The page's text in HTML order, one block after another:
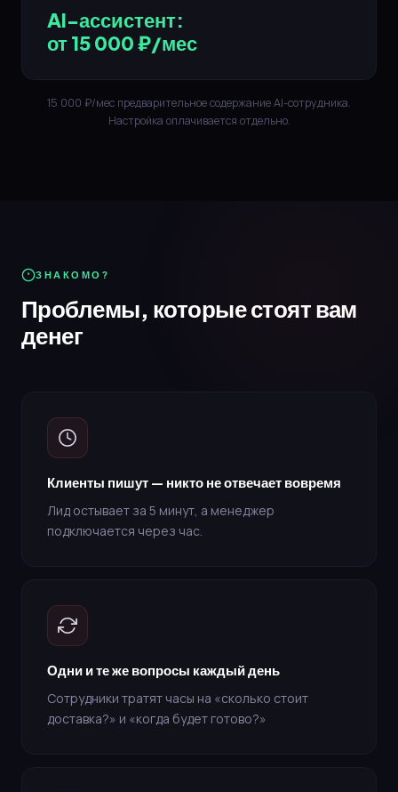
AI-ассистент:
от 15 000 ₽/мес
15 000 ₽/мес предварительное содержание AI-сотрудника.
Настройка оплачивается отдельно.
ЗНАКОМО?
Проблемы, которые стоят вам
денег
Клиенты пишут — никто не отвечает вовремя
Лид остывает за 5 минут, а менеджер
подключается через час.
Одни и те же вопросы каждый день
Сотрудники тратят часы на «сколько стоит
доставка?» и «когда будет готово?»